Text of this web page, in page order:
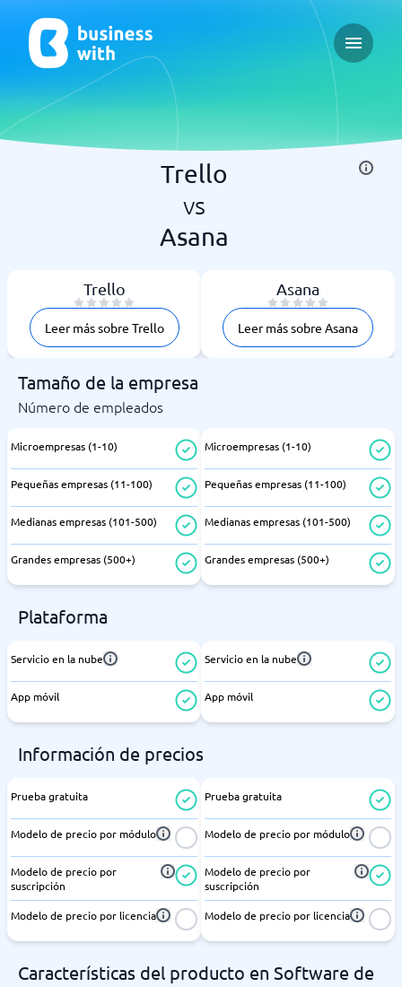
Open
Trello
vs
Asana
Trello
Leer más sobre Trello
Asana
Leer más sobre Asana
Tamaño de la empresa
Número de empleados
Microempresas (1-10)
Pequeñas empresas (11-100)
Medianas empresas (101-500)
Grandes empresas (500+)
Microempresas (1-10)
Pequeñas empresas (11-100)
Medianas empresas (101-500)
Grandes empresas (500+)
Plataforma
Servicio en la nube
App móvil
Servicio en la nube
App móvil
Información de precios
Prueba gratuita
Modelo de precio por módulo
Modelo de precio por
suscripción
Modelo de precio por licencia
Prueba gratuita
Modelo de precio por módulo
Modelo de precio por
suscripción
Modelo de precio por licencia
Características del producto en Software de